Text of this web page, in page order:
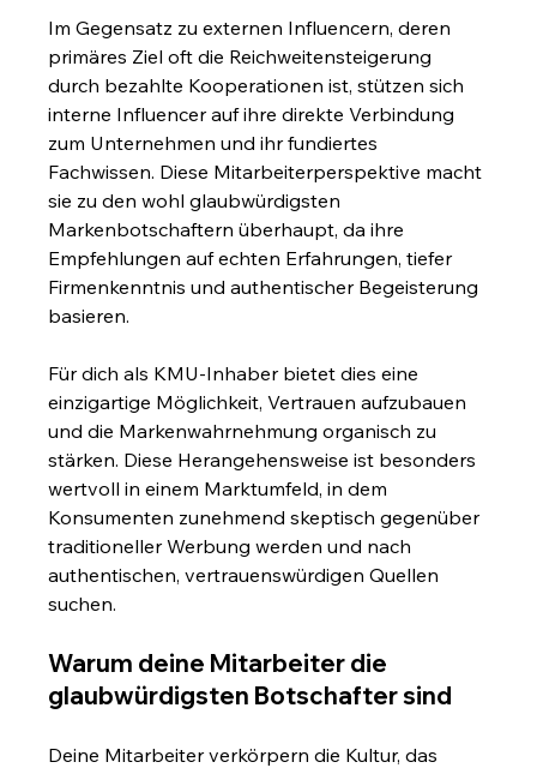
Im Gegensatz zu externen Influencern, deren
primäres Ziel oft die Reichweitensteigerung
durch bezahlte Kooperationen ist, stützen sich
interne Influencer auf ihre direkte Verbindung
zum Unternehmen und ihr fundiertes
Fachwissen. Diese Mitarbeiterperspektive macht
sie zu den wohl glaubwürdigsten
Markenbotschaftern überhaupt, da ihre
Empfehlungen auf echten Erfahrungen, tiefer
Firmenkenntnis und authentischer Begeisterung
basieren.
Für dich als KMU-Inhaber bietet dies eine
einzigartige Möglichkeit, Vertrauen aufzubauen
und die Markenwahrnehmung organisch zu
stärken. Diese Herangehensweise ist besonders
wertvoll in einem Marktumfeld, in dem
Konsumenten zunehmend skeptisch gegenüber
traditioneller Werbung werden und nach
authentischen, vertrauenswürdigen Quellen
suchen.
Warum deine Mitarbeiter die
glaubwürdigsten Botschafter sind
Deine Mitarbeiter verkörpern die Kultur, das